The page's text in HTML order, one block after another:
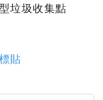
垃圾收集點
貼